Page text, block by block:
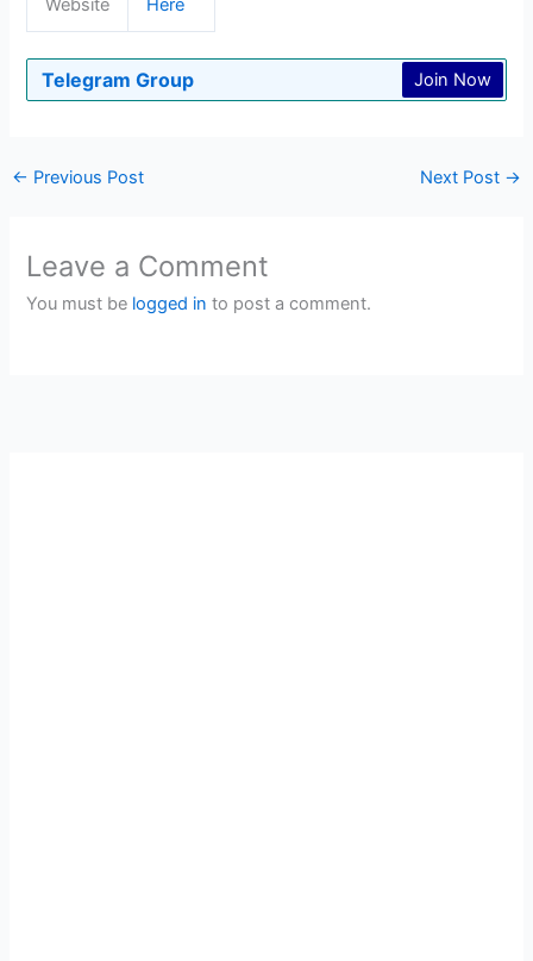
Website
Here
Telegram Group Join Now
← Previous Post Next Post →
Leave a Comment
You must be logged in to post a comment.